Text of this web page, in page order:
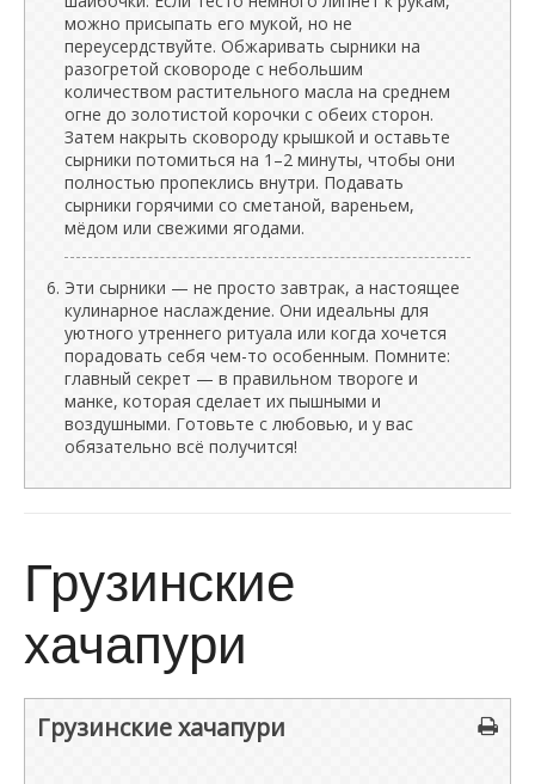
можно присыпать его мукой, но не
переусердствуйте. Обжаривать сырники на
разогретой сковороде с небольшим
количеством растительного масла на среднем
огне до золотистой корочки с обеих сторон.
Затем накрыть сковороду крышкой и оставьте
сырники потомиться на 1–2 минуты, чтобы они
полностью пропеклись внутри. Подавать
сырники горячими со сметаной, вареньем,
мёдом или свежими ягодами.
Эти сырники — не просто завтрак, а настоящее
кулинарное наслаждение. Они идеальны для
уютного утреннего ритуала или когда хочется
порадовать себя чем-то особенным. Помните:
главный секрет — в правильном твороге и
манке, которая сделает их пышными и
воздушными. Готовьте с любовью, и у вас
обязательно всё получится!
Грузинские
хачапури
Грузинские хачапури